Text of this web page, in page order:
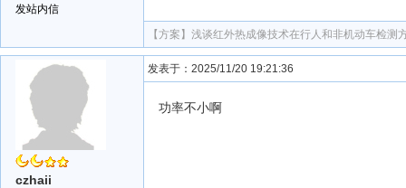
发站内信
【方案】 浅谈红外热成像技术在行人和非机动车检测
czhaii
发表于：2025/11/20 19:21:36
功率不小啊